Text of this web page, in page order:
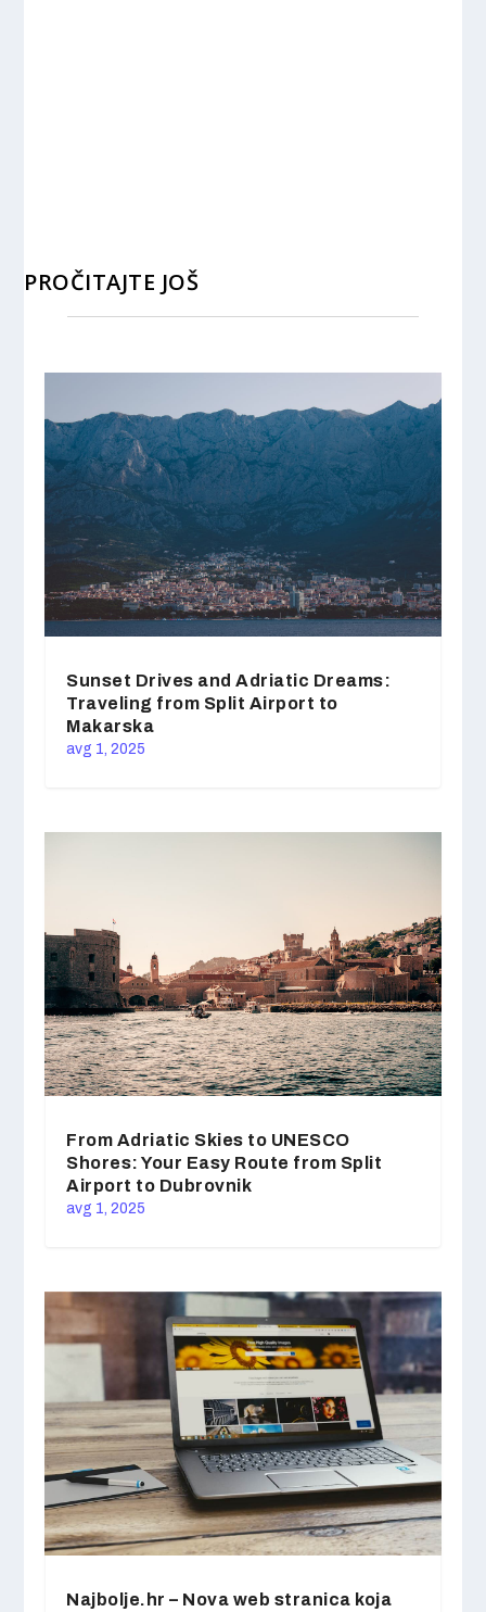
PROČITAJTE JOŠ
Sunset Drives and Adriatic Dreams:
Traveling from Split Airport to
Makarska
avg 1, 2025
From Adriatic Skies to UNESCO
Shores: Your Easy Route from Split
Airport to Dubrovnik
avg 1, 2025
Najbolje.hr – Nova web stranica koja